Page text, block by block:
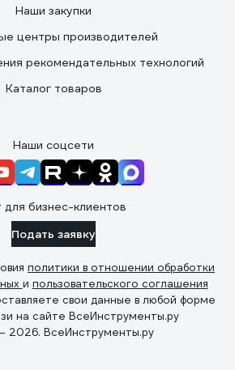
Наши закупки
центры производителей
рекомендательных технологий
Каталог товаров
Наши соцсети
для бизнес-клиентов
Подать заявку
политики в отношении обработки
и пользовательского соглашения
свои данные в любой форме
на сайте ВсеИнструменты.ру
2026. ВсеИнструменты.ру